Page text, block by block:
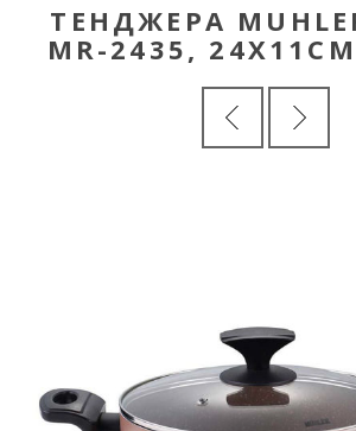
ТЕНДЖЕРА
MR-2435,